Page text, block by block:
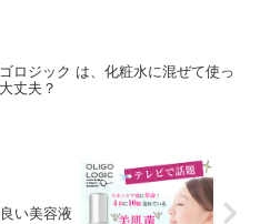
ロジック は、化粧水に混ぜて使っ
丈夫？
い美容液